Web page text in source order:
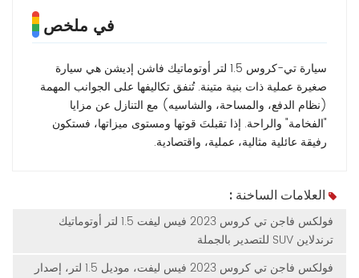
في ملخص
سيارة تي-كروس 1.5 لتر أوتوماتيك فاشن إديشن هي سيارة
صغيرة عملية ذات بنية متينة. تُنفق تكاليفها على الجوانب المهمة
(نظام الدفع، والمساحة، والشاسيه) مع التنازل عن مزايا
"الفخامة" والراحة. إذا تقبلتَ قوتها ومستوى ميزاتها، فستكون
رفيقة عائلية مثالية، عملية، واقتصادية.
العلامات الساخنة :
فولكس فاجن تي كروس 2023 فيس ليفت 1.5 لتر أوتوماتيك
ترندلاين SUV للتصدير بالجملة
فولكس فاجن تي كروس 2023 فيس ليفت، موديل 1.5 لتر، إصدار